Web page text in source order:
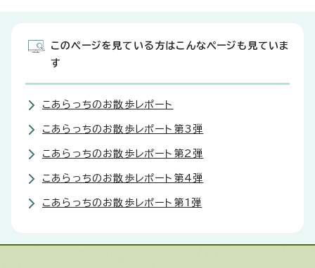
このページを見ている方はこんなページも見ていま
す
こあらっちのお散歩レポート
こあらっちのお散歩レポート第3弾
こあらっちのお散歩レポート第2弾
こあらっちのお散歩レポート第4弾
こあらっちのお散歩レポート第1弾